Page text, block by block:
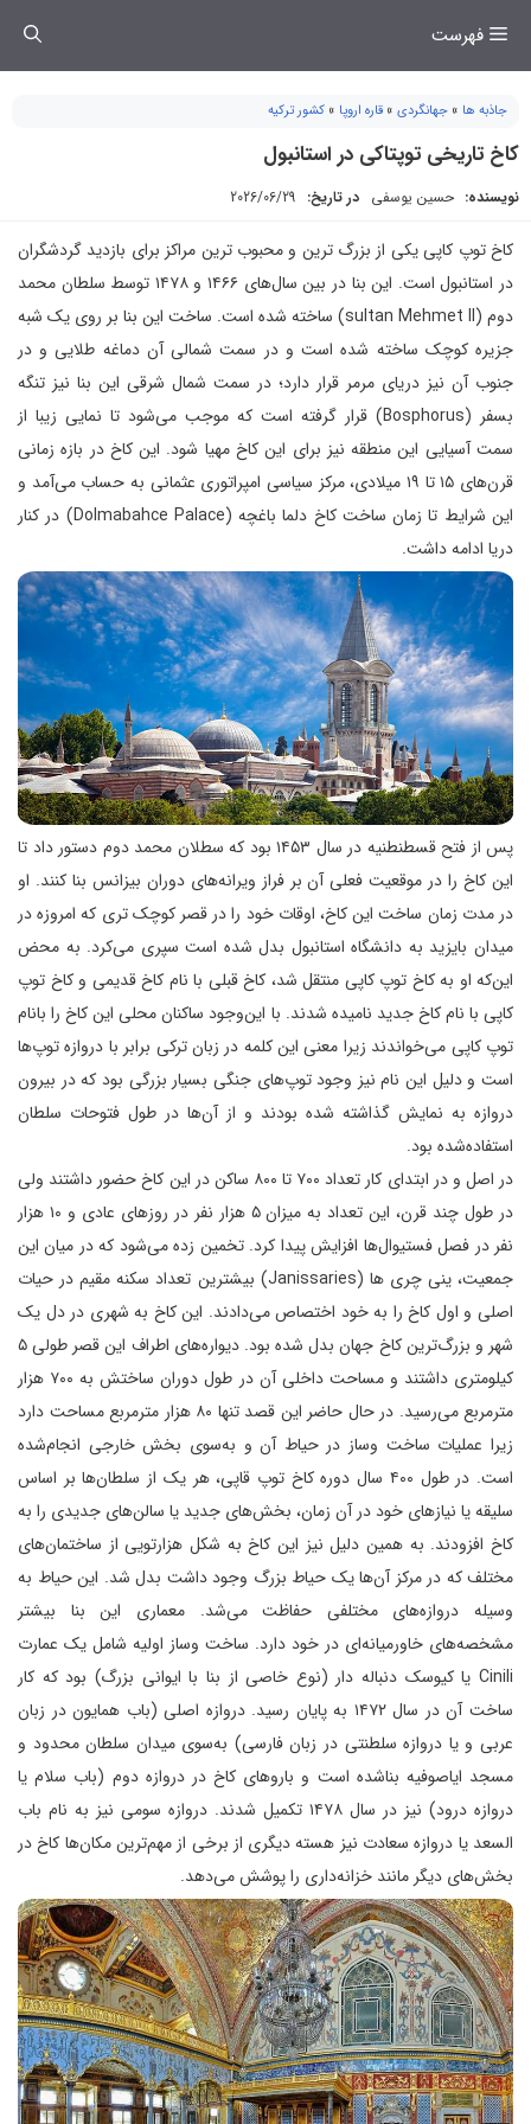
فهرست
جاذبه ها » جهانگردی » قاره اروپا » کشور ترکیه
کاخ تاریخی توپتاکی در استانبول
نویسنده: حسین یوسفی در تاریخ: 2026/06/29
کاخ توپ کاپی یکی از بزرگ ‌ترین و محبوب ‌ترین مراکز برای بازدید گردشگران
در استانبول است. این بنا در بین سال‌های ۱۴۶۶ و ۱۴۷۸ توسط سلطان محمد
دوم (sultan Mehmet II) ساخته ‌شده است. ساخت این بنا بر روی یک ‌شبه
جزیره کوچک ساخته ‌شده است و در سمت شمالی آن دماغه طلایی و در
جنوب آن نیز دریای مرمر قرار دارد؛ در سمت شمال شرقی این بنا نیز تنگه
بسفر (Bosphorus) قرار گرفته است که موجب می‌شود تا نمایی زیبا از
سمت آسیایی این منطقه نیز برای این کاخ مهیا شود. این کاخ در بازه زمانی
قرن‌های ۱۵ تا ۱۹ میلادی، مرکز سیاسی امپراتوری عثمانی به ‌حساب می‌آمد و
این شرایط تا زمان ساخت کاخ دلما باغچه (Dolmabahce Palace) در کنار
دریا ادامه داشت.
پس از فتح قسطنطنیه در سال ۱۴۵۳ بود که سطلان محمد دوم دستور داد تا
این کاخ را در موقعیت فعلی آن بر فراز ویرانه‌های دوران بیزانس بنا کنند. او
در مدت ‌زمان ساخت این کاخ، اوقات خود را در قصر کوچک ‌تری که امروزه در
میدان بایزید به دانشگاه استانبول بدل شده است سپری می‌کرد. به ‌محض
این‌که او به کاخ توپ کاپی منتقل شد، کاخ قبلی با نام کاخ قدیمی و کاخ توپ
کاپی با نام کاخ جدید نامیده شدند. با این‌وجود ساکنان محلی این کاخ را بانام
توپ کاپی می‌خواندند زیرا معنی این کلمه در زبان ترکی برابر با دروازه توپ‌ها
است و دلیل این نام نیز وجود توپ‌های جنگی بسیار بزرگی بود که در بیرون
دروازه به نمایش گذاشته ‌شده بودند و از آن‌ها در طول فتوحات سلطان
استفاده‌شده بود.
در اصل و در ابتدای کار تعداد ۷۰۰ تا ۸۰۰ ساکن در این کاخ حضور داشتند ولی
در طول چند قرن، این تعداد به میزان ۵ هزار نفر در روزهای عادی و ۱۰ هزار
نفر در فصل فستیوال‌ها افزایش پیدا کرد. تخمین زده می‌شود که در میان این
جمعیت، ینی چری ها (Janissaries) بیشترین تعداد سکنه مقیم در حیات
اصلی و اول کاخ را به خود اختصاص می‌دادند. این کاخ به شهری در دل یک
شهر و بزرگ‌ترین کاخ جهان بدل شده بود. دیواره‌های اطراف این قصر طولی ۵
کیلومتری داشتند و مساحت داخلی آن در طول دوران ساختش به ۷۰۰ هزار
مترمربع می‌رسید. در حال حاضر این قصد تنها ۸۰ هزار مترمربع مساحت دارد
زیرا عملیات ساخت‌ وساز در حیاط آن و به‌سوی بخش خارجی انجام‌شده
است. در طول ۴۰۰ سال دوره کاخ توپ قاپی، هر یک از سلطان‌ها بر اساس
سلیقه یا نیازهای خود در آن زمان، بخش‌های جدید یا سالن‌های جدیدی را به
کاخ افزودند. به همین دلیل نیز این کاخ به شکل هزارتویی از ساختمان‌های
مختلف که در مرکز آن‌ها یک حیاط بزرگ وجود داشت بدل شد. این حیاط به
‌وسیله دروازه‌های مختلفی حفاظت می‌شد. معماری این بنا بیشتر
مشخصه‌های خاورمیانه‌ای در خود دارد. ساخت ‌وساز اولیه شامل یک عمارت
Cinili یا کیوسک دنباله‌ دار (نوع خاصی از بنا با ایوانی بزرگ) بود که کار
ساخت آن در سال ۱۴۷۲ به پایان رسید. دروازه اصلی (باب همایون در زبان
عربی و یا دروازه سلطنتی در زبان فارسی) به‌سوی میدان سلطان محدود و
مسجد ایاصوفیه بناشده است و باروهای کاخ در دروازه دوم (باب سلام یا
دروازه درود) نیز در سال ۱۴۷۸ تکمیل شدند. دروازه سومی نیز به نام باب
السعد یا دروازه سعادت نیز هسته دیگری از برخی از مهم‌ترین مکان‌ها کاخ در
بخش‌های دیگر مانند خزانه‌داری را پوشش می‌دهد.